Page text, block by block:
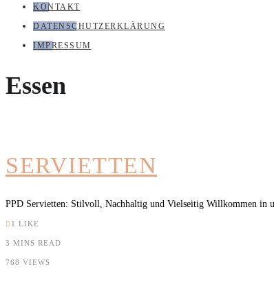
KONTAKT
DATENSCHUTZERKLÄRUNG
IMPRESSUM
Essen
SERVIETTEN
PPD Servietten: Stilvoll, Nachhaltig und Vielseitig Willkommen in
1 LIKE
3 MINS READ
768 VIEWS